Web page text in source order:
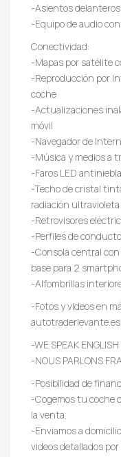
-Asientos
-Equipo de audio
Conectividad:
-Mapas por satélite
-Reproducción por
coche
-Actualizaciones
móvil
-Navegador de
-Música y medios a
-Faros LED antiniebla
-Techo de cristal
radiación
-Retrovisores
-Perfiles de
-Consola central
base para 2
-Alfombrillas
-Fotos y videos en
autotraderlevante.es
-WE SPEAK ENGLISH
-NOUS PARLONS
-Posibilidad de
-Cogemos tu coche
la venta.
-Enviamos a
videos detallados